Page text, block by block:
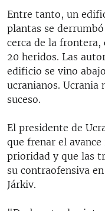
Entre tanto, un
plantas se
cerca de la
20 heridos. Las
edificio se vino
ucranianos. Ucrania
suceso.
El presidente de
que frenar el
prioridad y que las
su contraofensiva
Járkiv.